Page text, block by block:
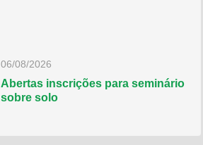
06/08/2026
Abertas inscrições para seminário
sobre solo